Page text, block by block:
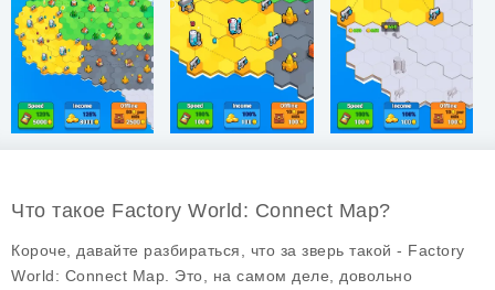
Что такое Factory World: Connect Map?
Короче, давайте разбираться, что за зверь такой - Factory
World: Connect Map . Это, на самом деле, довольно